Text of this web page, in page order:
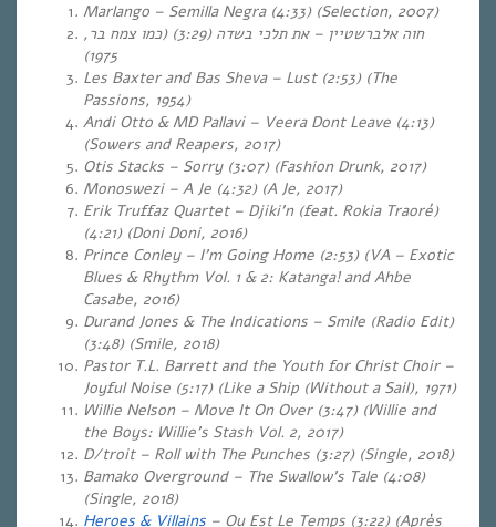
Marlango – Semilla Negra (4:33) (Selection, 2007)
חוה אלברשטיין – את תלכי בשדה (3:29)
(כמו צמח בר,
1975
)
Les Baxter and Bas Sheva – Lust (2:53) (The
Passions, 1954)
Andi Otto & MD Pallavi – Veera Dont Leave (4:13)
(Sowers and Reapers, 2017)
Otis Stacks – Sorry (3:07) (Fashion Drunk, 2017)
Monoswezi – A Je (4:32) (A Je, 2017)
Erik Truffaz Quartet – Djiki’n (feat. Rokia Traoré)
(4:21) (Doni Doni, 2016)
Prince Conley – I’m Going Home (2:53) (VA – Exotic
Blues & Rhythm Vol. 1 & 2: Katanga! and Ahbe
Casabe, 2016)
Durand Jones & The Indications – Smile (Radio Edit)
(3:48) (Smile, 2018)
Pastor T.L. Barrett and the Youth for Christ Choir –
Joyful Noise (5:17) (Like a Ship (Without a Sail), 1971)
Willie Nelson – Move It On Over (3:47) (Willie and
the Boys: Willie’s Stash Vol. 2, 2017)
D/troit – Roll with The Punches (3:27) (Single, 2018)
Bamako Overground – The Swallow’s Tale (4:08)
(Single, 2018)
Heroes & Villains – Ou Est Le Temps (3:22) (Après